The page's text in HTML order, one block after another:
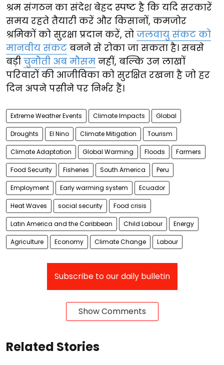
श्रम संगठन का संदेश बेहद स्पष्ट है कि यदि सरकारें
समय रहते तैयारी करें और किसानों, कमजोर
श्रमिकों को सुरक्षा प्रदान करें, तो जलवायु संकट को
मानवीय संकट बनने से रोका जा सकता है। सबसे
बड़ी चुनौती अब मौसम नहीं, बल्कि उन लाखों
परिवारों की आजीविका को सुरक्षित रखना है जो हर
दिन अपने पसीने पर निर्भर हैं।
Extreme Weather Events Climate Impacts Global
Droughts El Nino Climate Mitigation Tourism
Climate Adaptation Global Warming Floods Farmers
Food Security Fisheries South America Peru
Employment Early warming system Ecuador
Heat Waves social security Food crisis
Latin America and the Caribbean Child Labour Energy
Agriculture Economy Climate Change Labour
Subscribe to our daily bulletin
Show Comments
Related Stories